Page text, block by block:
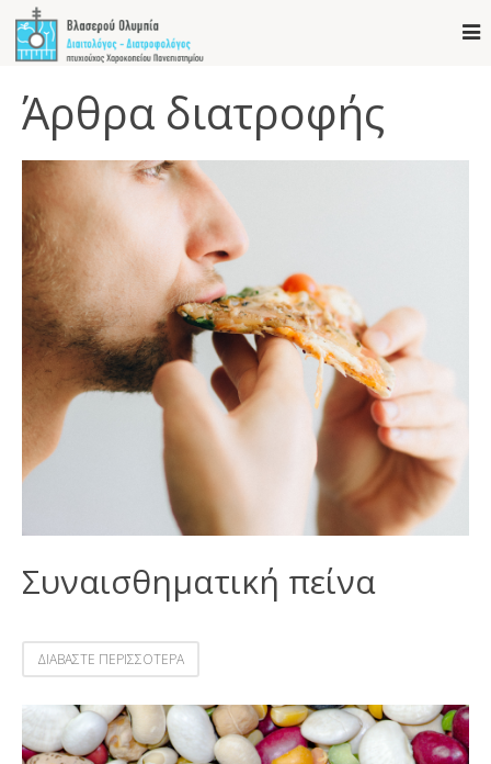
Άρθρα διατροφής
Συναισθηματική πείνα
ΔΙΑΒΑΣΤΕ ΠΕΡΙΣΣΟΤΕΡΑ